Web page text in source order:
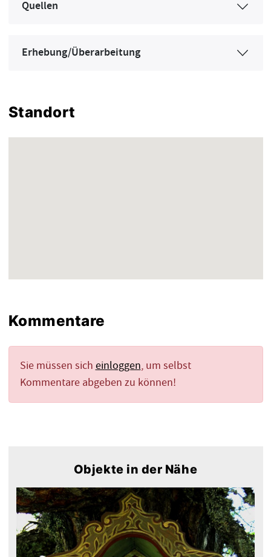
Quellen
Erhebung/Überarbeitung
Standort
Kommentare
Sie müssen sich einloggen, um selbst
Kommentare abgeben zu können!
Objekte in der Nähe